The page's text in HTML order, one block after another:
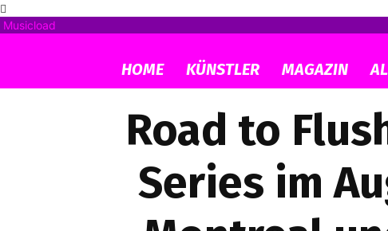
Musicload
HOME KÜNSTLER MAGAZIN
Road to
Series im